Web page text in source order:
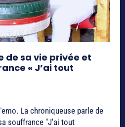
de sa vie privée et
« J’ai tout
La chroniqueuse parle de
souffrance "J'ai tout